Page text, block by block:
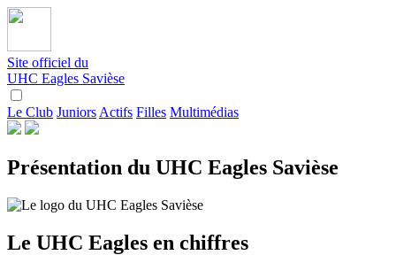
Site officiel du
UHC Eagles Savièse
Le Club Juniors Actifs Filles Multimédias
Présentation du UHC Eagles Savièse
Le UHC Eagles en chiffres